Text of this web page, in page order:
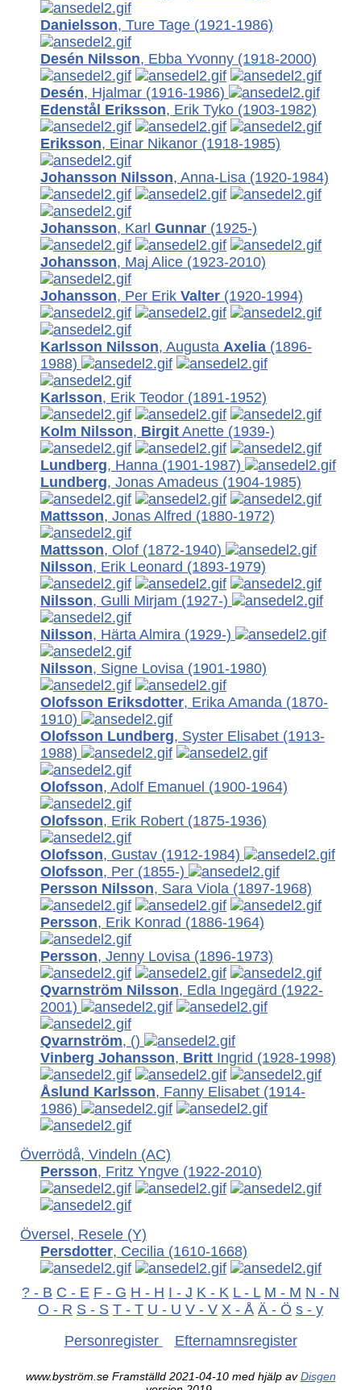
Danielsson, Ture Tage (1921-1986)
Desén Nilsson, Ebba Yvonny (1918-2000)
Desén, Hjalmar (1916-1986)
Edenstål Eriksson, Erik Tyko (1903-1982)
Eriksson, Einar Nikanor (1918-1985)
Johansson Nilsson, Anna-Lisa (1920-1984)
Johansson, Karl Gunnar (1925-)
Johansson, Maj Alice (1923-2010)
Johansson, Per Erik Valter (1920-1994)
Karlsson Nilsson, Augusta Axelia (1896-
1988)
Karlsson, Erik Teodor (1891-1952)
Kolm Nilsson, Birgit Anette (1939-)
Lundberg, Hanna (1901-1987)
Lundberg, Jonas Amadeus (1904-1985)
Mattsson, Jonas Alfred (1880-1972)
Mattsson, Olof (1872-1940)
Nilsson, Erik Leonard (1893-1979)
Nilsson, Gulli Mirjam (1927-)
Nilsson, Härta Almira (1929-)
Nilsson, Signe Lovisa (1901-1980)
Olofsson Eriksdotter, Erika Amanda (1870-
1910)
Olofsson Lundberg, Syster Elisabet (1913-
1988)
Olofsson, Adolf Emanuel (1900-1964)
Olofsson, Erik Robert (1875-1936)
Olofsson, Gustav (1912-1984)
Olofsson, Per (1855-)
Persson Nilsson, Sara Viola (1897-1968)
Persson, Erik Konrad (1886-1964)
Persson, Jenny Lovisa (1896-1973)
Qvarnström Nilsson, Edla Ingegärd (1922-
2001)
Qvarnström, ()
Vinberg Johansson, Britt Ingrid (1928-1998)
Åslund Karlsson, Fanny Elisabet (1914-
1986)
Överrödå, Vindeln (AC)
Persson, Fritz Yngve (1922-2010)
Översel, Resele (Y)
Persdotter, Cecilia (1610-1668)
? - B C - E F - G H - H I - J K - K L - L M - M N - N
O - R S - S T - T U - U V - V X - Å Ä - Ö s - y
Personregister
Efternamnsregister
www.byström.se Framställd 2021-04-10 med hjälp avDisgen